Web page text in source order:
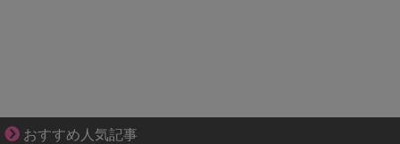
おすすめ人気記事
“変われない私”が動き出す瞬間に出会う